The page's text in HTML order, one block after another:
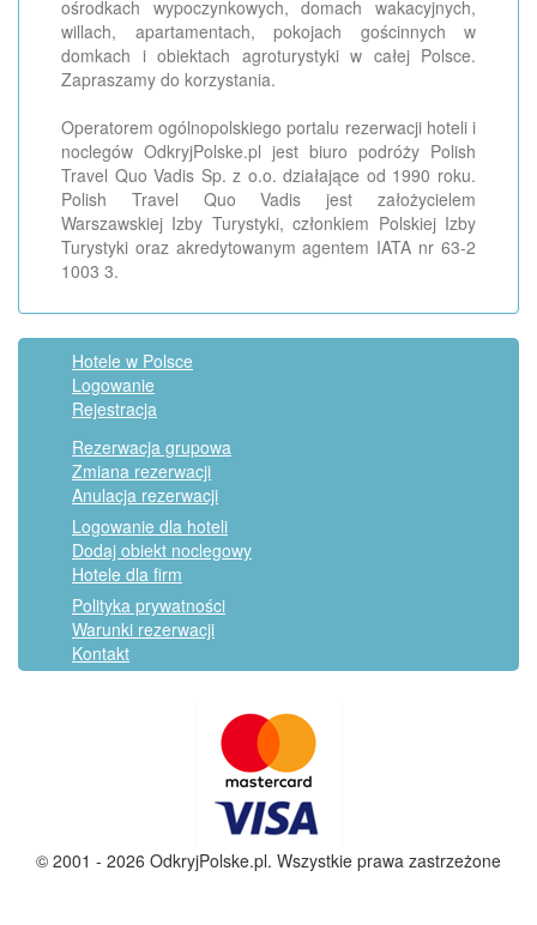
ośrodkach wypoczynkowych, domach wakacyjnych,
willach, apartamentach, pokojach gościnnych w
domkach i obiektach agroturystyki w całej Polsce.
Zapraszamy do korzystania.
Operatorem ogólnopolskiego portalu rezerwacji hoteli i
noclegów OdkryjPolske.pl jest biuro podróży Polish
Travel Quo Vadis Sp. z o.o. działające od 1990 roku.
Polish Travel Quo Vadis jest założycielem
Warszawskiej Izby Turystyki, członkiem Polskiej Izby
Turystyki oraz akredytowanym agentem IATA nr 63-2
1003 3.
Hotele w Polsce
Logowanie
Rejestracja
Rezerwacja grupowa
Zmiana rezerwacji
Anulacja rezerwacji
Logowanie dla hoteli
Dodaj obiekt noclegowy
Hotele dla firm
Polityka prywatności
Warunki rezerwacji
Kontakt
© 2001 - 2026 OdkryjPolske.pl. Wszystkie prawa zastrzeżone